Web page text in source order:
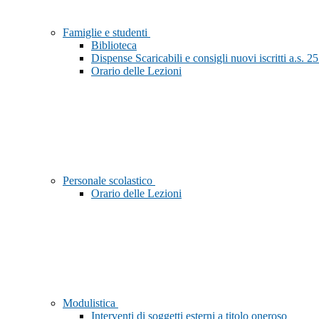
Famiglie e studenti
Biblioteca
Dispense Scaricabili e consigli nuovi iscritti a.s.
Orario delle Lezioni
Personale scolastico
Orario delle Lezioni
Modulistica
Interventi di soggetti esterni a titolo oneroso